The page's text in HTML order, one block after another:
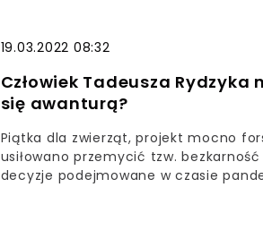
19.03.2022 08:32
Człowiek Tadeusza
się awanturą?
Piątka dla zwierząt, projekt mocno
usiłowano przemycić tzw.
decyzje podejmowane w czasie